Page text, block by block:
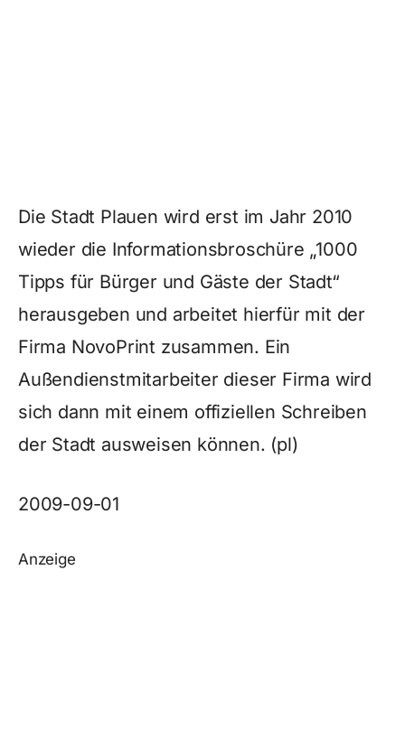
Die Stadt Plauen wird erst im Jahr 2010
wieder die Informationsbroschüre „1000
Tipps für Bürger und Gäste der Stadt“
herausgeben und arbeitet hierfür mit der
Firma NovoPrint zusammen. Ein
Außendienstmitarbeiter dieser Firma wird
sich dann mit einem offiziellen Schreiben
der Stadt ausweisen können. (pl)
2009-09-01
Anzeige